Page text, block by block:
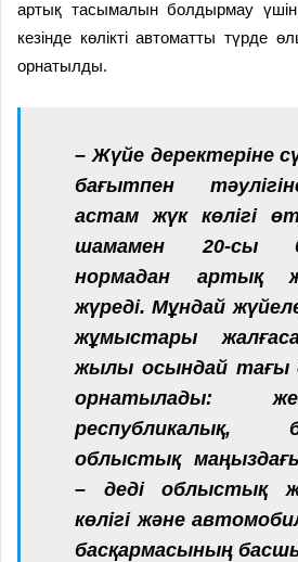
артық тасымалын болдырмау
кезінде көлікті автоматты түрде
орнатылды.
– Жүйе деректеріне
бағытпен
астам жүк көлігі
шамамен 20-сы
нормадан артық
жүреді. Мұндай
жұмыстары
жылы осындай тағы
орнатылады:
республикалық,
облыстық
– деді облыстық
көлігі және
басқармасының